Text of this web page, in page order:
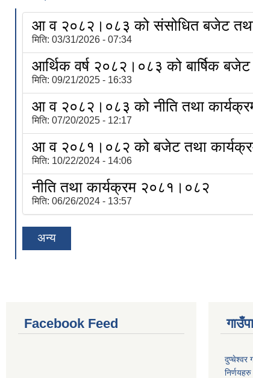
आ व २०८२।०८३ को संसोधित बजेट
मिति: 03/31/2026 - 07:34
आर्थिक वर्ष २०८२।०८३ को बार्षिक
मिति: 09/21/2025 - 16:33
आ व २०८२।०८३ को नीति तथा
मिति: 07/20/2025 - 12:17
आ व २०८१।०८२ को बजेट तथा
मिति: 10/22/2024 - 14:06
नीति तथा कार्यक्रम २०८१।०८२
मिति: 06/26/2024 - 13:57
अन्य
Facebook Feed
दुप्चेश्वर
निर्णयहरु